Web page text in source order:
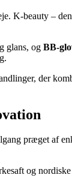
K-beauty –
glans, og BB-
der
præget af
og